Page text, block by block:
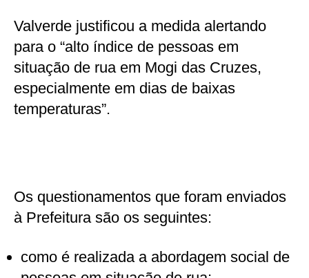
Valverde justificou a medida alertando
para o “alto índice de pessoas em
situação de rua em Mogi das Cruzes,
especialmente em dias de baixas
temperaturas”.
Os questionamentos que foram enviados
à Prefeitura são os seguintes:
como é realizada a abordagem social de